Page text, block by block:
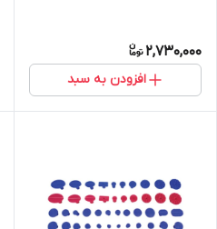
2,730,000
افزودن به سبد